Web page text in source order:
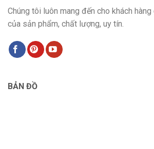
Chúng tôi luôn mang đến cho khách
của sản phẩm, chất lượng, uy tín.
BẢN ĐỒ